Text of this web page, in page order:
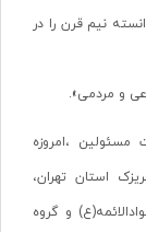
نیم قرن را در
و مردمی».
،امروزه
استان تهران،
و گروه